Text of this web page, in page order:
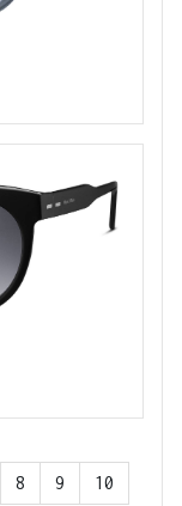
8 9 10